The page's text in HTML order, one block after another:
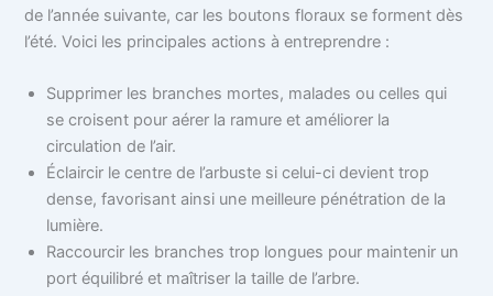
de l’année suivante, car les boutons floraux se forment dès
l’été. Voici les principales actions à entreprendre :
Supprimer les branches mortes, malades ou celles qui
se croisent pour aérer la ramure et améliorer la
circulation de l’air.
Éclaircir le centre de l’arbuste si celui-ci devient trop
dense, favorisant ainsi une meilleure pénétration de la
lumière.
Raccourcir les branches trop longues pour maintenir un
port équilibré et maîtriser la taille de l’arbre.